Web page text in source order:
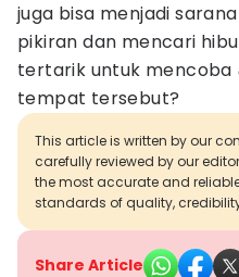
juga bisa menjadi
pikiran dan mencari
tertarik untuk mencoba
tempat tersebut?
This article is written by our
carefully reviewed by our
the most accurate and
standards of quality,
Share Article